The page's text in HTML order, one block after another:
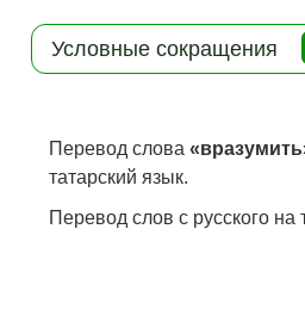
Условные сокращения
Перевод слова
татарский язык.
Перевод слов с русского на